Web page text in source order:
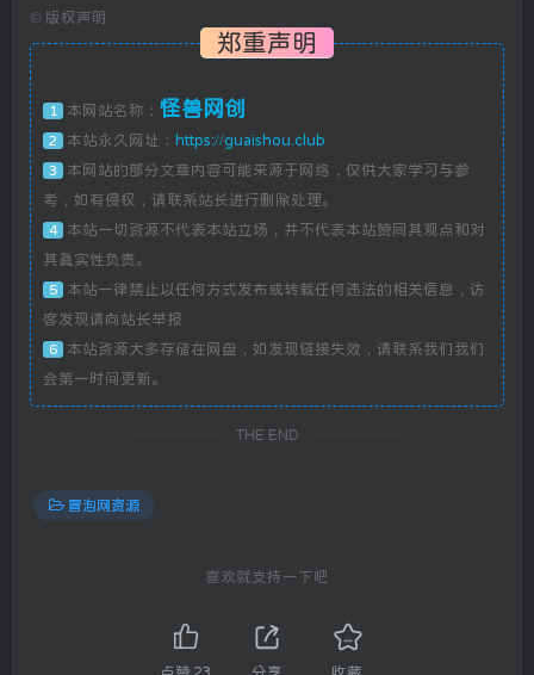
© 版权声明
郑重声明
1 本网站名称： 怪兽网创
2 本站永久网址： https://guaishou.club
3
本网站的部分文章内容可能来源于网络，仅供大家学习与参
考，如有侵权，请联系站长进行删除处理。
4
本站一切资源不代表本站立场，并不代表本站赞同其观点和对
其真实性负责。
5
本站一律禁止以任何方式发布或转载任何违法的相关信息，访
客发现请向站长举报
6
本站资源大多存储在网盘，如发现链接失效，请联系我们我们
会第一时间更新。
THE END
冒泡网资源
喜欢就支持一下吧
点赞 23 分享 收藏